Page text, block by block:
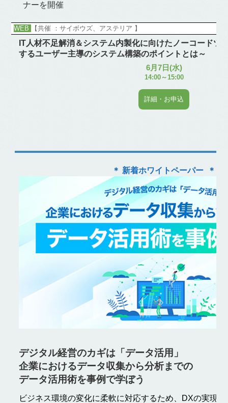
ナーを開催
WEB 【共催 ：サイボウズ、アステリア 】
IT人材不足解消＆システム内製化に向けたノーコードツ
するユーザー主導のシステム構築のポイントとは～
6月7日(水)
14:00～15:00
詳細・お申込
＊ 新着ホワイトペーパー ＊
デジタル経営のカギは「データ活用」
企業におけるデータ収集から分析までの
データ活用術を事例で学ぼう
ビジネス環境の変化に柔軟に対応するため、DXの実現